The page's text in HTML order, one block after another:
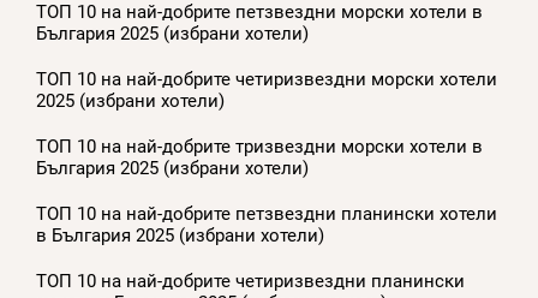
ТОП 10 на най-добрите петзвездни морски хотели в
България 2025 (избрани хотели)
ТОП 10 на най-добрите четиризвездни морски хотели
2025 (избрани хотели)
ТОП 10 на най-добрите тризвездни морски хотели в
България 2025 (избрани хотели)
ТОП 10 на най-добрите петзвездни планински хотели
в България 2025 (избрани хотели)
ТОП 10 на най-добрите четиризвездни планински